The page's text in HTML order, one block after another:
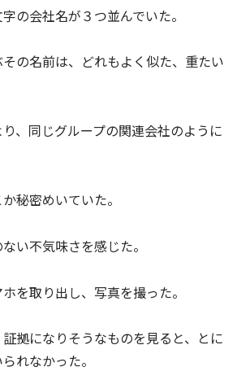
の会社名が３つ並んでいた。
の名前は、どれもよく似た、重たい
、同じグループの関連会社のように
秘密めいていた。
い不気味さを感じた。
を取り出し、写真を撮った。
拠になりそうなものを見ると、とに
れなかった。